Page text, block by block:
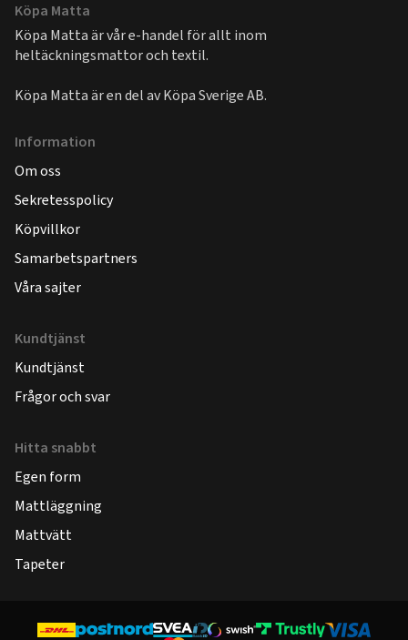
Köpa Matta
Köpa Matta är vår e-handel för allt inom
heltäckningsmattor och textil.
Köpa Matta är en del avKöpa Sverige AB.
Information
Om oss
Sekretesspolicy
Köpvillkor
Samarbetspartners
Våra sajter
Kundtjänst
Kundtjänst
Frågor och svar
Hitta snabbt
Egen form
Mattläggning
Mattvätt
Tapeter